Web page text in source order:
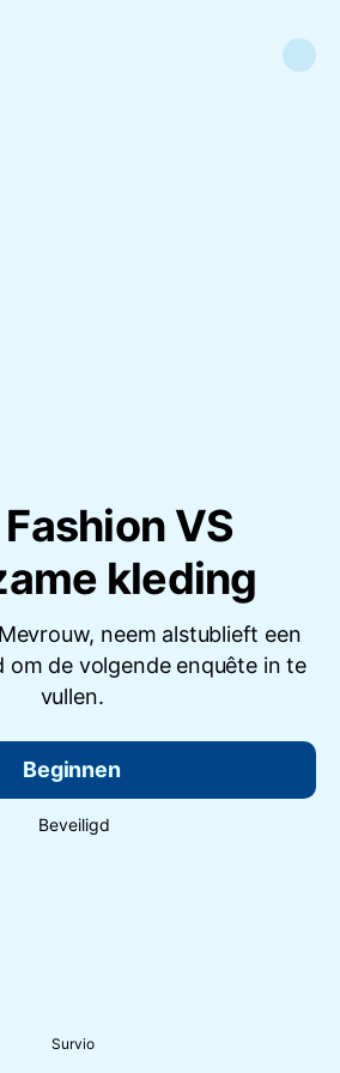
VS
kleding
neem alstublieft een
om de volgende enquête in te
vullen.
Beginnen
Beveiligd
Survio